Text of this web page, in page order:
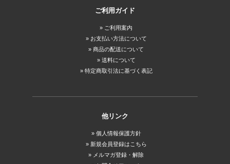
ご利用ガイド
ご利用案内
お支払い方法について
商品の配送について
送料について
特定商取引法に基づく表記
他リンク
個人情報保護方針
新規会員登録はこちら
メルマガ登録・解除